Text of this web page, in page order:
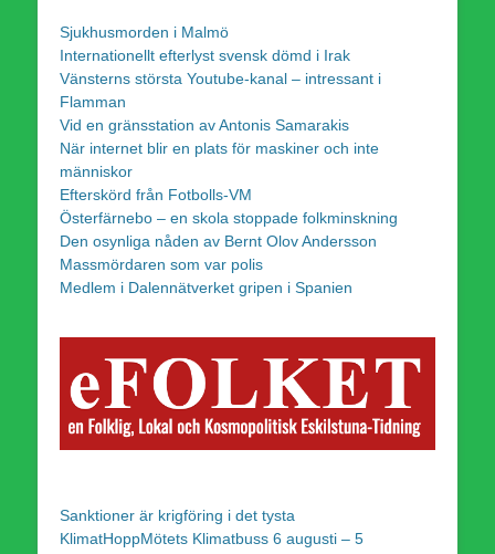
Sjukhusmorden i Malmö
Internationellt efterlyst svensk dömd i Irak
Vänsterns största Youtube-kanal – intressant i
Flamman
Vid en gränsstation av Antonis Samarakis
När internet blir en plats för maskiner och inte
människor
Efterskörd från Fotbolls-VM
Österfärnebo – en skola stoppade folkminskning
Den osynliga nåden av Bernt Olov Andersson
Massmördaren som var polis
Medlem i Dalennätverket gripen i Spanien
Sanktioner är krigföring i det tysta
KlimatHoppMötets Klimatbuss 6 augusti – 5